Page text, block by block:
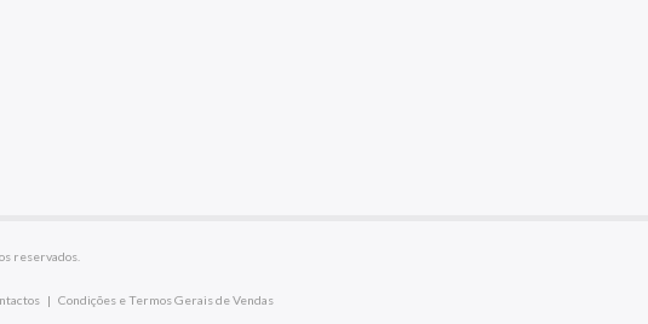
reservados.
| Condições e Termos Gerais de Vendas